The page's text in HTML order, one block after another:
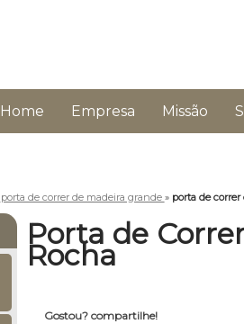
Home Empresa Missão
porta de correr de madeira grande » porta de
Porta de
Rocha
Gostou? compartilhe!